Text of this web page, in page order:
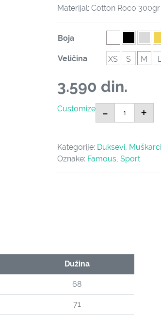
Materijal: Cotton Roco 300gr
Boja
Veličina XS S M
3.590 din.
-
Smoker+
Customize
Kategorije: Duksevi, Muškarci
Oznake: Famous, Sport
Dužina
68
71